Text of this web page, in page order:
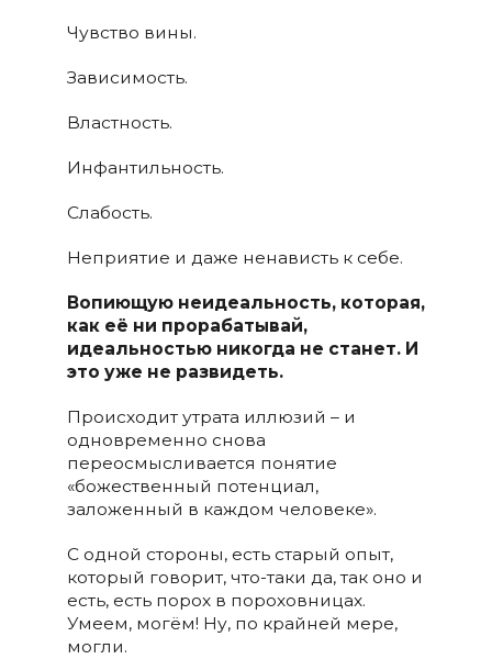
Чувство вины.
Зависимость.
Властность.
Инфантильность.
Слабость.
Неприятие и даже ненависть к себе.
Вопиющую неидеальность, которая,
как её ни прорабатывай,
идеальностью никогда не станет. И
это уже не развидеть.
Происходит утрата иллюзий – и
одновременно снова
переосмысливается понятие
«божественный потенциал,
заложенный в каждом человеке».
С одной стороны, есть старый опыт,
который говорит, что-таки да, так оно и
есть, есть порох в пороховницах.
Умеем, могём! Ну, по крайней мере,
могли.